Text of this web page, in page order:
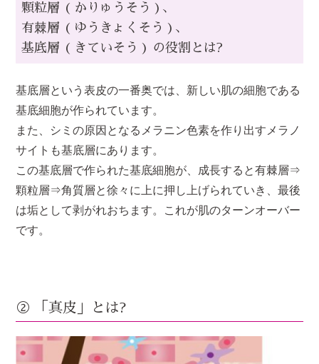
顆粒層 ( かりゅうそう )、
有棘層 ( ゆうきょくそう )、
基底層 ( きていそう ) の役割とは?
基底層という表皮の一番奥では、新しい肌の細胞である
基底細胞が作られています。
また、シミの原因となるメラニン色素を作り出すメラノ
サイトも基底層にあります。
この基底層で作られた基底細胞が、成長すると有棘層⇒
顆粒層⇒角質層と徐々に上に押し上げられていき、最後
は垢として剥がれおちます。これが肌のターンオーバー
です。
② 「真皮」とは?